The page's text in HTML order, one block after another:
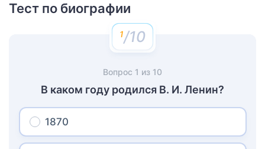
Тест по биографии
/10
Вопрос 1 из 10
В каком году родился В. И. Ленин?
1870